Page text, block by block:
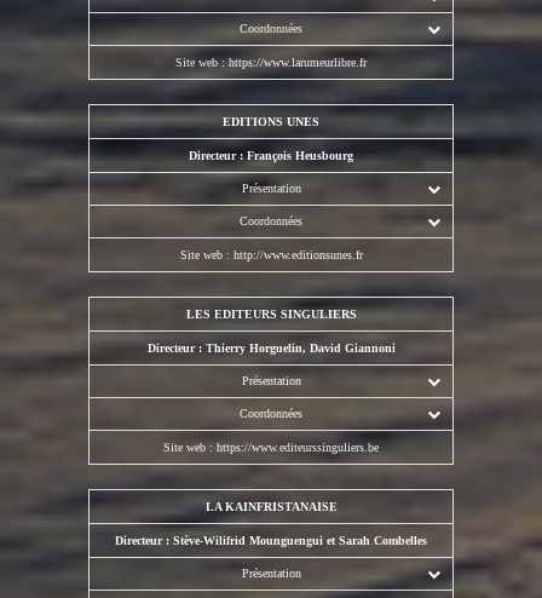
Coordonnées
Site web :https://www.larumeurlibre.fr
EDITIONS UNES
Directeur : François Heusbourg
Présentation
Coordonnées
Site web : http://www.editionsunes.fr
LES EDITEURS SINGULIERS
Directeur : Thierry Horguelin, David Giannoni
Présentation
Coordonnées
Site web : https://www.editeurssinguliers.be
LA KAINFRISTANAISE
Directeur : Stève-Wilifrid Mounguengui et Sarah Combelles
Présentation